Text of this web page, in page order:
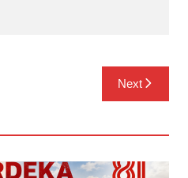
Next